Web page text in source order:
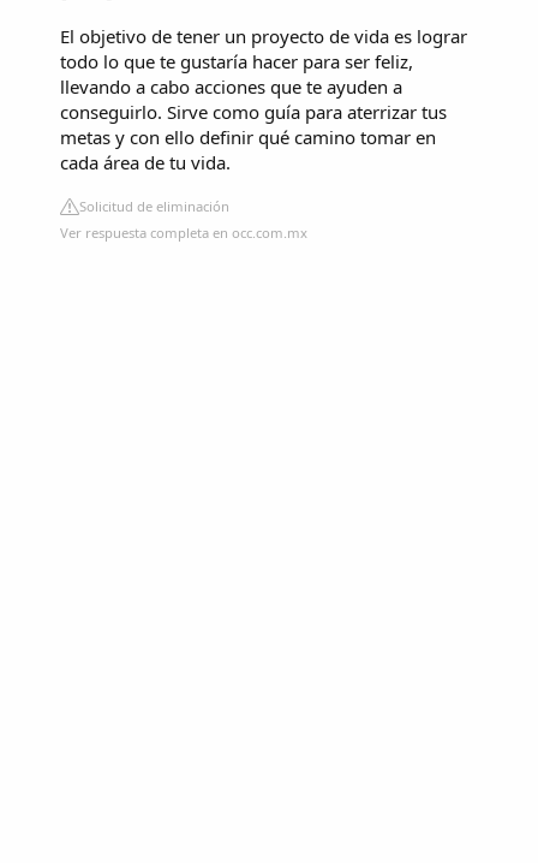
El objetivo de tener un proyecto de vida es lograr
todo lo que te gustaría hacer para ser feliz,
llevando a cabo acciones que te ayuden a
conseguirlo. Sirve como guía para aterrizar tus
metas y con ello definir qué camino tomar en
cada área de tu vida.
Solicitud de eliminación
Ver respuesta completa en occ.com.mx